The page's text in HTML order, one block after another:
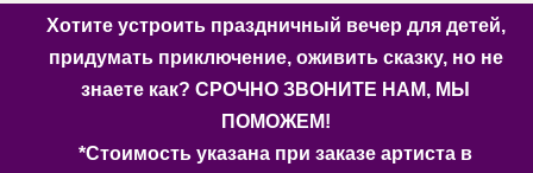
Хотите устроить праздничный вечер для детей,
придумать приключение, оживить сказку, но не
знаете как? СРОЧНО ЗВОНИТЕ НАМ, МЫ
ПОМОЖЕМ!
*Стоимость указана при заказе артиста в